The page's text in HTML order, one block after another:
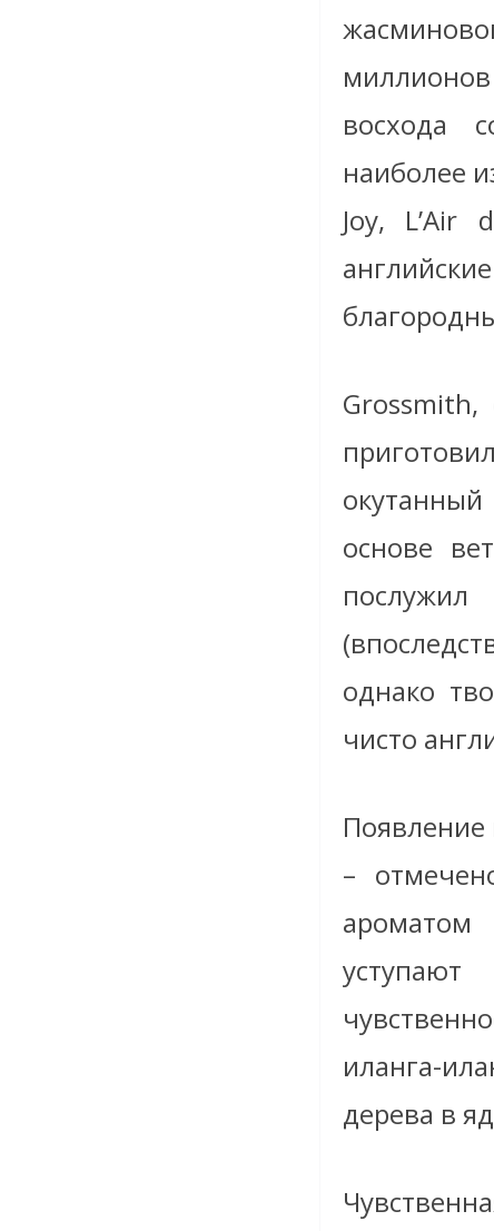
восхода
наиболее
Joy, L’Air
основе
однако
чисто
–
ароматом
иланга-
дерева в